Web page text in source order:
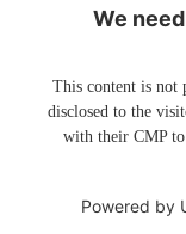
We
This content is not
disclosed to the
with their CMP
Powered by